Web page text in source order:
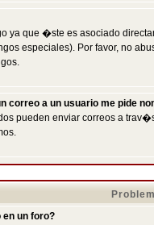
ya que �ste es asociado
especiales). Por favor, no
correo a un usuario me pide
pueden enviar correos a
un foro?